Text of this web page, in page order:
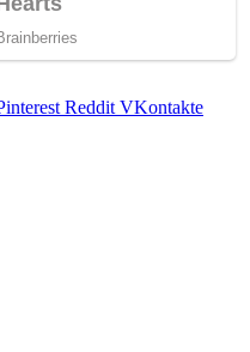
Reddit VKontakte